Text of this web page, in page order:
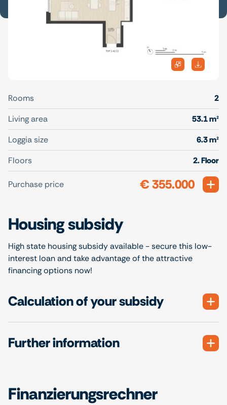
Rooms
2
Living area
53.1 m²
Loggia size
6.3 m²
Floors
2. Floor
Purchase price € 355.000
Housing subsidy
High state housing subsidy available - secure this low-
interest loan and take advantage of the attractive
financing options now!
Calculation of your subsidy
Further information
Finanzierungsrechner